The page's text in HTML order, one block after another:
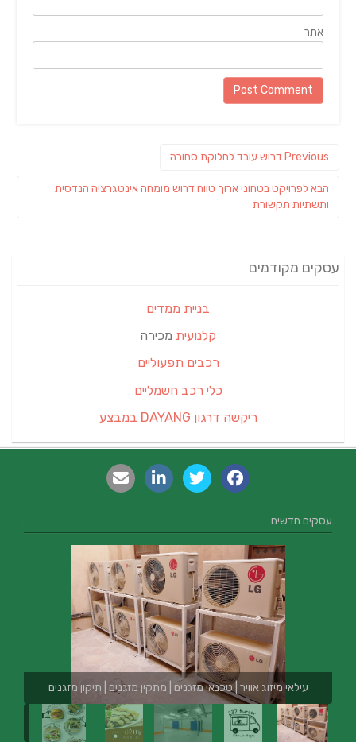
אתר
Previous
Previous
דרוש עובד לחלוקת סחורה
הבא פוסט
הבא:
לפרויקט בטחוני ארוך טווח דרוש מומחה אינטגרציה הנדסית
ותשתיות תקשורת
עסקים מקודמים
בניית ממדים
קלנועית מכירה
רכבים תפעוליים
כלי רכב חשמליים
ריקשה דרגון DAYANG במבצע
עסקים חדשים
עילאי מיזוג אוויר | טכנאי מזגנים | מתקין מזגנים | תיקון מזגנים